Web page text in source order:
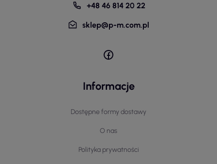
+48 46 814 20 22
sklep@p-m.com.pl
Informacje
Dostępne formy dostawy
O nas
Polityka prywatności